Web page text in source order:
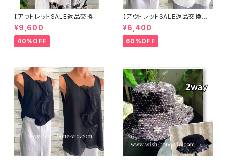
【アウトレットSALE返品交換不
可8/20まで】イタリア製サマー
ジャケット｜Made in ITALY｜
リネン麻 飾りエリ ジャケット/ホ
ワイト
¥9,600
40%OFF
【アウトレットSALE返品交換不
可8/20まで】イタリア製 CASA
DEILUCA ITALY｜前フリル＆B
IGフリルトップス /ホワイト
¥6,400
60%OFF